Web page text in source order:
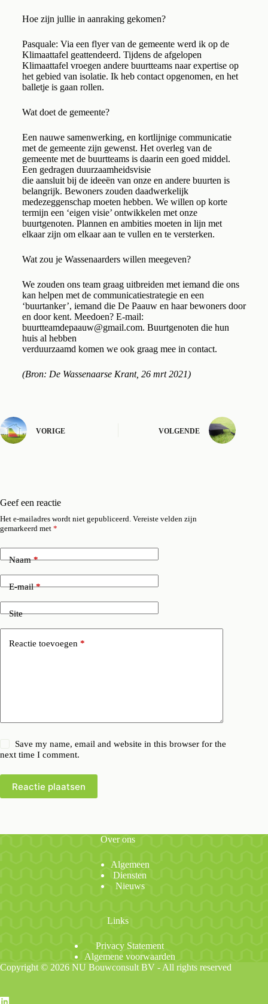
Hoe zijn jullie in aanraking gekomen?
Pasquale: Via een flyer van de gemeente werd ik op de
Klimaattafel geattendeerd. Tijdens de afgelopen
Klimaattafel vroegen andere buurtteams naar expertise op
het gebied van isolatie. Ik heb contact opgenomen, en het
balletje is gaan rollen.
Wat doet de gemeente?
Een nauwe samenwerking, en kortlijnige communicatie
met de gemeente zijn gewenst. Het overleg van de
gemeente met de buurtteams is daarin een goed middel.
Een gedragen duurzaamheidsvisie
die aansluit bij de ideeën van onze en andere buurten is
belangrijk. Bewoners zouden daadwerkelijk
medezeggenschap moeten hebben. We willen op korte
termijn een ‘eigen visie’ ontwikkelen met onze
buurtgenoten. Plannen en ambities moeten in lijn met
elkaar zijn om elkaar aan te vullen en te versterken.
Wat zou je Wassenaarders willen meegeven?
We zouden ons team graag uitbreiden met iemand die ons
kan helpen met de communicatiestrategie en een
‘buurtanker’, iemand die De Paauw en haar bewoners door
en door kent. Meedoen? E-mail:
buurtteamdepaauw@gmail.com. Buurtgenoten die hun
huis al hebben
verduurzaamd komen we ook graag mee in contact.
(Bron: De Wassenaarse Krant, 26 mrt 2021)
VORIGE VOLGENDE
Geef een reactie
Het e-mailadres wordt niet gepubliceerd. Vereiste velden zijn
gemarkeerd met *
Naam*
E-mail*
Site
Reactie toevoegen *
Save my name, email and website in this browser for the
next time I comment.
Reactie plaatsen
Over ons
Algemeen
Diensten
Nieuws
Links
Privacy Statement
Algemene voorwaarden
Copyright © 2026 NU Bouwconsult BV - All rights reserved